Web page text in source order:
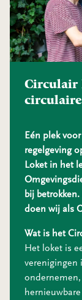
Circulair
Eén plek
regelgeving
Loket in het
bij
doen wij als
Wat is het
Het loket is
verenigingen